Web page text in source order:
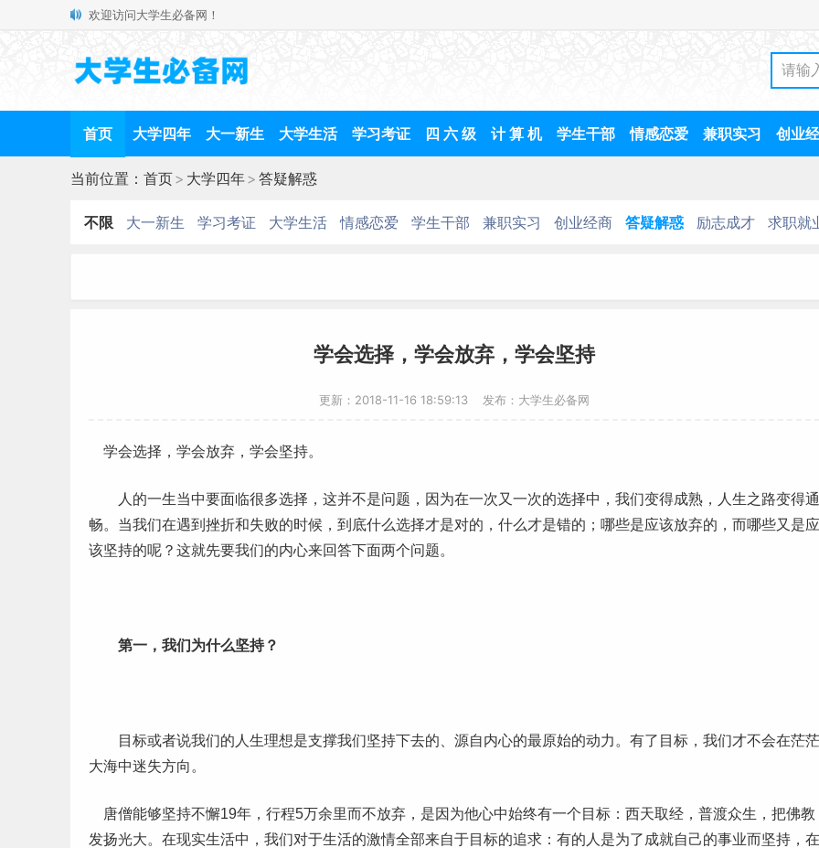
欢迎访问大学生必备网！
首页 大学四年 大一新生 大学生活 学习考证 四 六 级 计 算 机 学生干部 情感恋爱 兼职实习 创业
当前位置： 首页> 大学四年> 答疑解惑
不限 大一新生 学习考证 大学生活 情感恋爱 学生干部 兼职实习 创业经商 答疑解惑 励志成才 求职就
学会选择，学会放弃，学会坚持
更新：2018-11-16 18:59:13 发布：大学生必备网
学会选择，学会放弃，学会坚持。
人的一生当中要面临很多选择，这并不是问题，因为在一次又一次的选择中，我们变得成熟， 人生之路变得通
畅。当我们在遇到挫折和失败的时候，到底什么选择才是对的，什么才是错的；哪些是应该放弃的，而哪些又是应
该坚持的呢？这就先要我们的内心来回答下面两个问题。
第一，我们为什么坚持？
目标或者说我们的人生理想是支撑我们坚持下去的、源自内心的最原始的动力。有了目标，我们才不会在茫茫
大海中迷失方向。
唐僧能够坚持不懈19年，行程5万余里而不放弃，是因为他心中始终有一个目标：西天取经，普渡众生，把佛教
发扬光大。在现实生活中，我们对于生活的激情全部来自于目标的追求：有的人是为了成就自己的事业而坚持，在